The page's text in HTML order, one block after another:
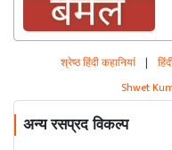
श्रेष्ठ हिंदी कहानियां |
Shwet
अन्य रसप्रद विकल्प